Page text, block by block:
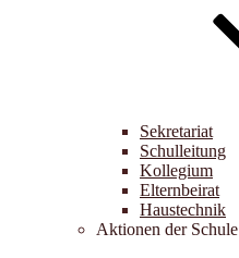
Sekretariat
Schulleitung
Kollegium
Elternbeirat
Haustechnik
Aktionen der Schule